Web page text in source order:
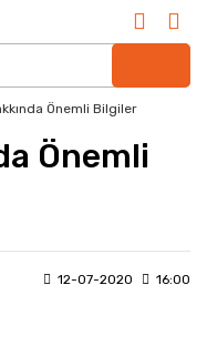
Önemli Bilgiler
Önemli
12-07-2020 16:00